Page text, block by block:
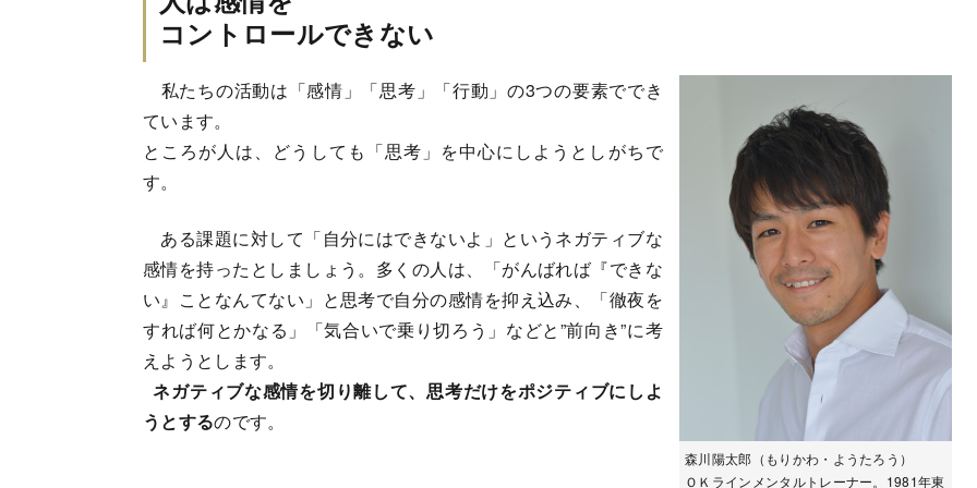
コントロールできない
森川陽太郎（もりかわ・ようたろう）
ＯＫラインメンタルトレーナー。1981年東
私たちの活動は「感情」「思考」「行動」の3つの要素ででき
ています。
ところが人は、どうしても「思考」を中心にしようとしがちで
す。
ある課題に対して「自分にはできないよ」というネガティブな
感情を持ったとしましょう。多くの人は、「がんばれば『できな
い』ことなんてない」と思考で自分の感情を抑え込み、「徹夜を
すれば何とかなる」「気合いで乗り切ろう」などと”前向き”に考
えようとします。
ネガティブな感情を切り離して、思考だけをポジティブにしよ
うとするのです。